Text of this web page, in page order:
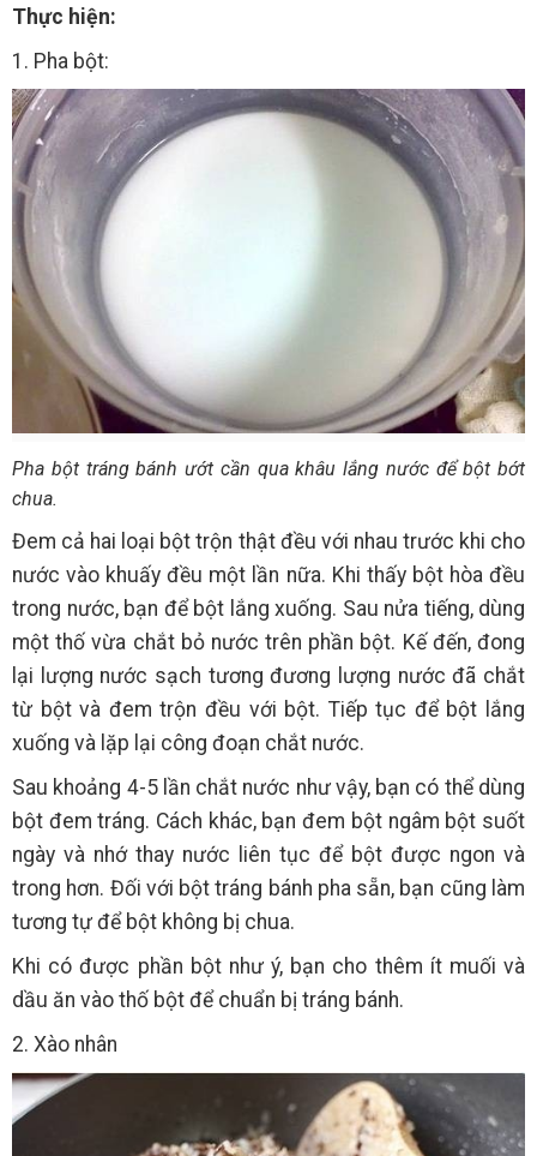
Thực hiện:
1. Pha bột:
Pha bột tráng bánh ướt cần qua khâu lắng nước để bột bớt
chua.
Đem cả hai loại bột trộn thật đều với nhau trước khi cho
nước vào khuấy đều một lần nữa. Khi thấy bột hòa đều
trong nước, bạn để bột lắng xuống. Sau nửa tiếng, dùng
một thố vừa chắt bỏ nước trên phần bột. Kế đến, đong
lại lượng nước sạch tương đương lượng nước đã chắt
từ bột và đem trộn đều với bột. Tiếp tục để bột lắng
xuống và lặp lại công đoạn chắt nước.
Sau khoảng 4-5 lần chắt nước như vậy, bạn có thể dùng
bột đem tráng. Cách khác, bạn đem bột ngâm bột suốt
ngày và nhớ thay nước liên tục để bột được ngon và
trong hơn. Đối với bột tráng bánh pha sẵn, bạn cũng làm
tương tự để bột không bị chua.
Khi có được phần bột như ý, bạn cho thêm ít muối và
dầu ăn vào thố bột để chuẩn bị tráng bánh.
2. Xào nhân